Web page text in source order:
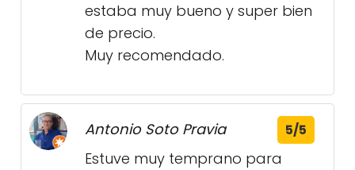
estaba muy bueno y super bien
de precio.
Muy recomendado.
Antonio Soto Pravia 5/5
Estuve muy temprano para